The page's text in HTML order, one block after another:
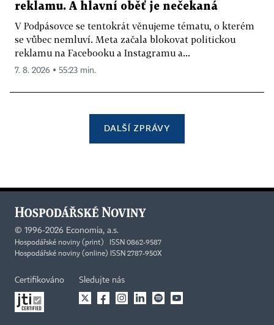
reklamu. A hlavní oběť je nečekaná
V Podpásovce se tentokrát věnujeme tématu, o kterém
se vůbec nemluví. Meta začala blokovat politickou
reklamu na Facebooku a Instagramu a...
7. 8. 2026 ▪ 55:23 min.
DALŠÍ ZPRÁVY
© 1996-2026 Economia, a.s.
Hospodářské noviny (print) ISSN 0862-9587
Hospodářské noviny (online) ISSN 2787-950X
Certifikováno Sledujte nás